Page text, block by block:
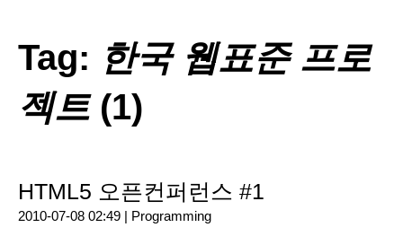
Tag: 한국 웹표준 프로
젝트(1)
HTML5 오픈컨퍼런스 #1
2010-07-08 02:49 | Programming